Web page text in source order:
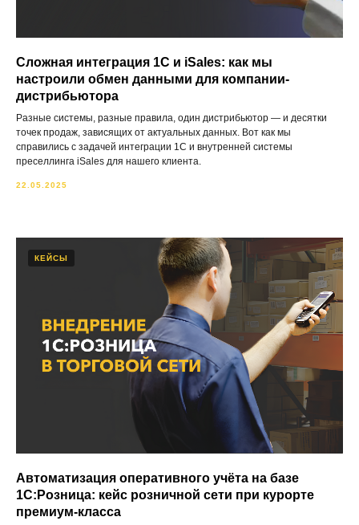
Сложная интеграция 1С и iSales: как мы
настроили обмен данными для компании-
дистрибьютора
Разные системы, разные правила, один дистрибьютор — и десятки
точек продаж, зависящих от актуальных данных. Вот как мы
справились с задачей интеграции 1С и внутренней системы
преселлинга iSales для нашего клиента.
22.05.2025
КЕЙСЫ
Автоматизация оперативного учёта на базе
1С:Розница: кейс розничной сети при курорте
премиум-класса